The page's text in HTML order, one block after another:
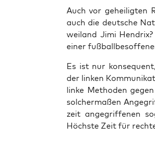
Auch vor gehei­lig­ten
auch die deut­sche
wei­land Jimi
einer
Es ist nur
der lin­ken
lin­ke Metho­den
sol­cher­ma­ßen
zeit ange­grif­fe­nen
Höchs­te Zeit für